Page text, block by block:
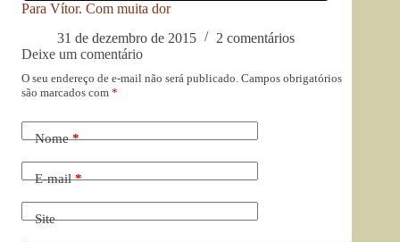
Para Vítor. Com muita dor
31 de dezembro de 2015
2 comentários
Deixe um comentário
O seu endereço de e-mail não será publicado. Campos obrigatórios
são marcados com *
Nome*
E-mail*
Site